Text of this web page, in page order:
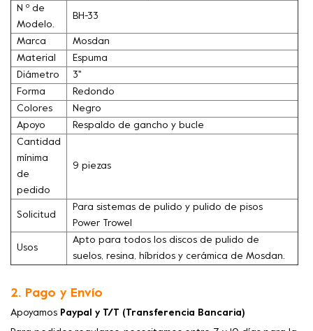
N º de
Modelo.
BH-33
Marca
Mosdan
Material
Espuma
Diámetro
3''
Forma
Redondo
Colores
Negro
Apoyo
Respaldo de gancho y bucle
Cantidad
mínima
de
pedido
9 piezas
Solicitud
Para sistemas de pulido y pulido de pisos
Power Trowel
Usos
Apto para todos los discos de pulido de
suelos, resina, híbridos y cerámica de Mosdan.
2. Pago y Envío
Apoyamos Paypal y T/T (Transferencia Bancaria)